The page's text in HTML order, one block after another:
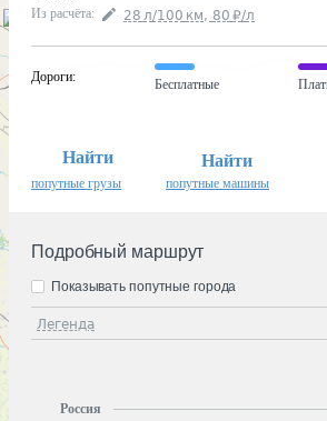
Из расчёта: 28 л/100 км, 80 ₽/л
Дороги:
Бесплатные
Найти
попутные грузы
Найти
попутные машины
Подробный маршрут
Легенда
Показывать попутные города
Россия